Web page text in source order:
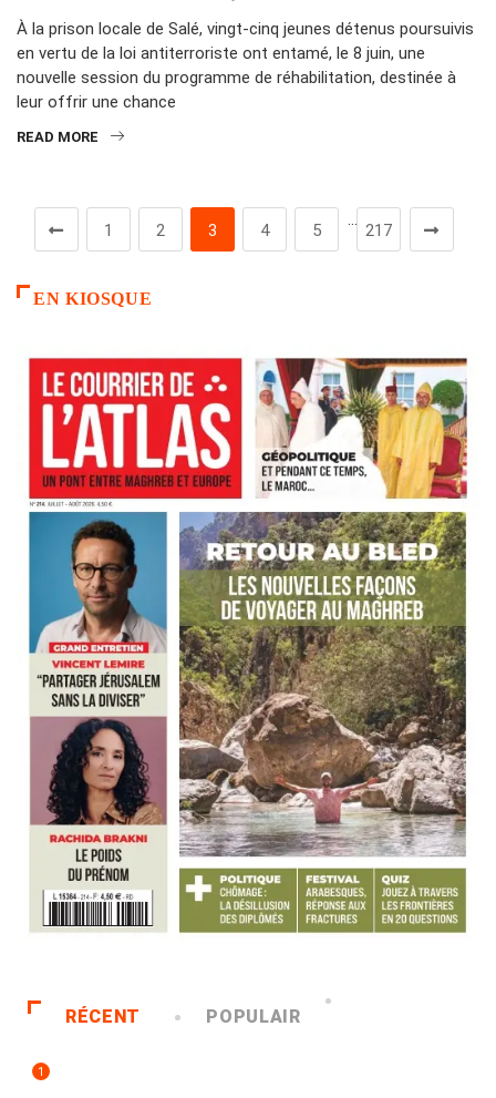
À la prison locale de Salé, vingt‑cinq jeunes détenus poursuivis
en vertu de la loi antiterroriste ont entamé, le 8 juin, une
nouvelle session du programme de réhabilitation, destinée à
leur offrir une chance
READ MORE
1 2 3 4 5
…
217
EN KIOSQUE
RÉCENT POPULAIR
1